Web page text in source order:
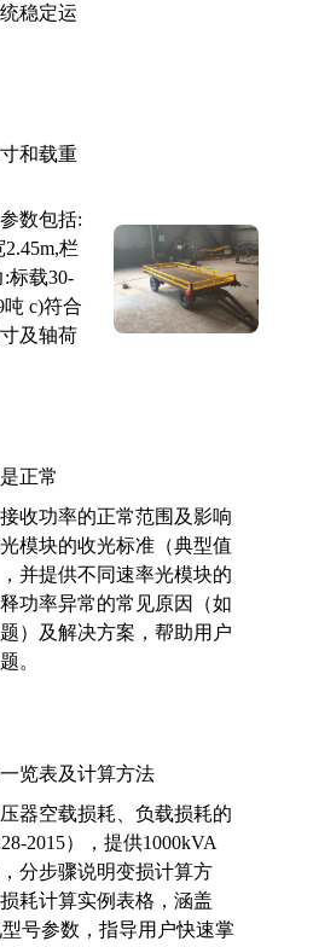
稳定运
和载重
数包括:
栏
标载30-
c)符合
及轴荷
正常
收功率的正常范围及影响
模块的收光标准（典型值
并提供不同速率光模块的
功率异常的常见原因（如
）及解决方案，帮助用户
。
览表及计算方法
器空载损耗、负载损耗的
2015），提供1000kVA
分步骤说明变损计算方
耗计算实例表格，涵盖
型号参数，指导用户快速掌